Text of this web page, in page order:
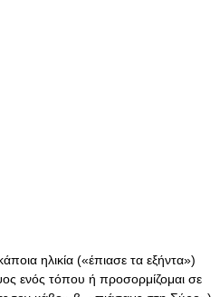
ηλικία («έπιασε τα εξήντα»)
ενός τόπου ή προσορμίζομαι σε